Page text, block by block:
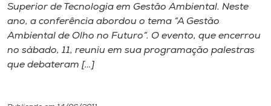
Internacionalização
I.nova
Superior de Tecnologia em Gestão Ambiental. Neste
ano, a conferência abordou o tema “A Gestão
Ambiental de Olho no Futuro”. O evento, que encerrou
no sábado, 11, reuniu em sua programação palestras
que debateram […]